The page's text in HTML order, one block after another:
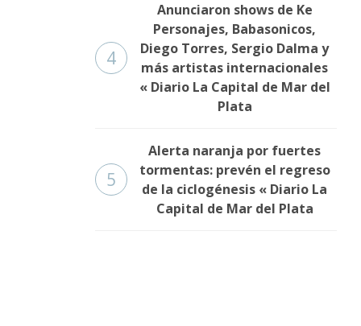
4
Anunciaron shows de Ke
Personajes, Babasonicos,
Diego Torres, Sergio Dalma y
más artistas internacionales
« Diario La Capital de Mar del
Plata
5
Alerta naranja por fuertes
tormentas: prevén el regreso
de la ciclogénesis « Diario La
Capital de Mar del Plata